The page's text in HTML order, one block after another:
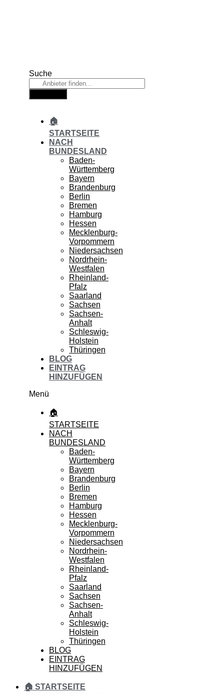
Suche
🏠
STARTSEITE
NACH
BUNDESLAND
Baden-
Württemberg
Bayern
Brandenburg
Berlin
Bremen
Hamburg
Hessen
Mecklenburg-
Vorpommern
Niedersachsen
Nordrhein-
Westfalen
Rheinland-
Pfalz
Saarland
Sachsen
Sachsen-
Anhalt
Schleswig-
Holstein
Thüringen
BLOG
EINTRAG
HINZUFÜGEN
Menü
🏠
STARTSEITE
NACH
BUNDESLAND
Baden-
Württemberg
Bayern
Brandenburg
Berlin
Bremen
Hamburg
Hessen
Mecklenburg-
Vorpommern
Niedersachsen
Nordrhein-
Westfalen
Rheinland-
Pfalz
Saarland
Sachsen
Sachsen-
Anhalt
Schleswig-
Holstein
Thüringen
BLOG
EINTRAG
HINZUFÜGEN
🏠 STARTSEITE